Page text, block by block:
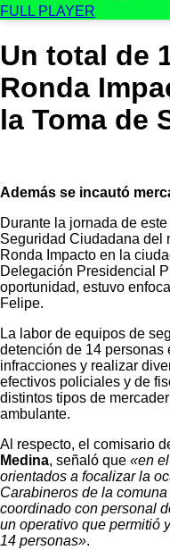
FULL PLAYER
Un total de
Ronda
la Toma de
Además se incautó
Durante la jornada de
Seguridad Ciudadana del
Ronda Impacto en la
Delegación Presidencial
oportunidad, estuvo
Felipe.
La labor de equipos de
detención de 14 personas
infracciones y realizar
efectivos policiales y de
distintos tipos de
ambulante.
Al respecto, el comisario
Medina, señaló que «en
orientados a focalizar la
Carabineros de la
coordinado con personal
un operativo que permitió
14 personas».